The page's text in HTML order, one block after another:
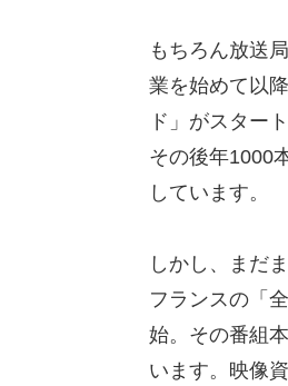
もちろん放送
業を始めて以
ド」がスター
その後年1000
しています。
しかし、まだ
フランスの「
始。その番組
います。映像